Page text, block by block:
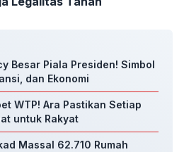
Besar Piala Presiden! Simbol
dan Ekonomi
WTP! Ara Pastikan Setiap
untuk Rakyat
Massal 62.710 Rumah